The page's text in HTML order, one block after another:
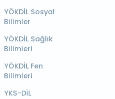
YÖKDİL Sosyal
Bilimler
YÖKDİL Sağlık
Bilimleri
YÖKDİL Fen
Bilimleri
YKS-DİL